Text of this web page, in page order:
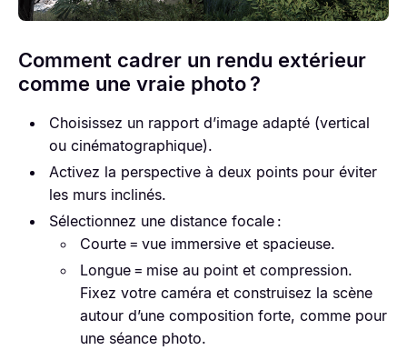
Comment cadrer un rendu extérieur
comme une vraie photo ?
Choisissez un rapport d’image adapté (vertical
ou cinématographique).
Activez la perspective à deux points pour éviter
les murs inclinés.
Sélectionnez une distance focale :
Courte = vue immersive et spacieuse.
Longue = mise au point et compression.
Fixez votre caméra et construisez la scène
autour d’une composition forte, comme pour
une séance photo.